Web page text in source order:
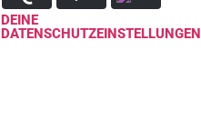
DEINE
DATENSCHUTZEINSTELLUNGEN